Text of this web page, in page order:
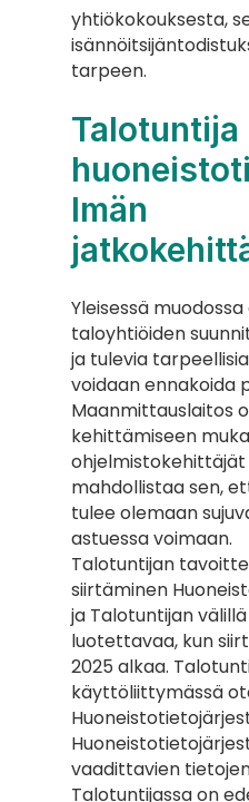
yhtiökokouksesta,
tarpeen.
Talotuntija
lmän
Yleisessä
taloyhtiöiden
ja tulevia
voidaan ennakoida
Maanmittauslaitos
kehittämiseen
ohjelmistokehittäjät
mahdollistaa sen,
tulee olemaan
astuessa voimaan.
Talotuntijan
siirtäminen
ja Talotuntijan
luotettavaa, kun
2025 alkaa.
käyttöliittymässä
vaadittavien
Talotuntijassa on